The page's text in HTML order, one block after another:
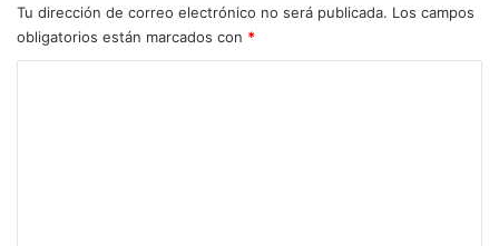
Tu dirección de correo electrónico no será publicada. Los campos
obligatorios están marcados con *